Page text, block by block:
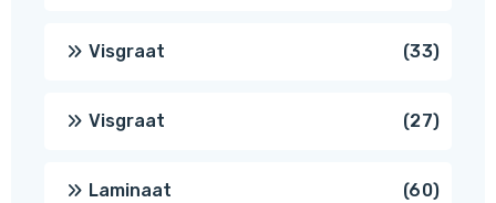
Visgraat 3333
Visgraat 2727
Laminaat 6060